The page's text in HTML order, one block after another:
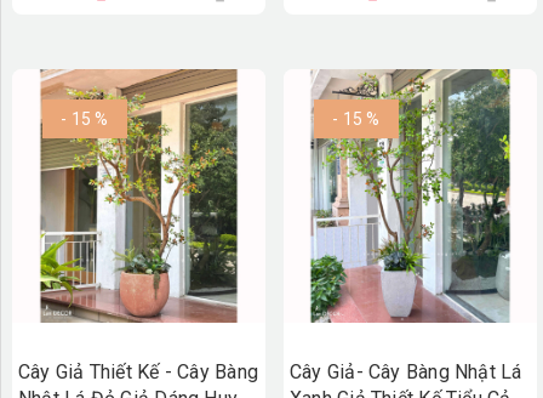
- 15 %
Cây Giả Thiết Kế - Cây Bàng
- 15 %
Cây Giả- Cây Bàng Nhật Lá